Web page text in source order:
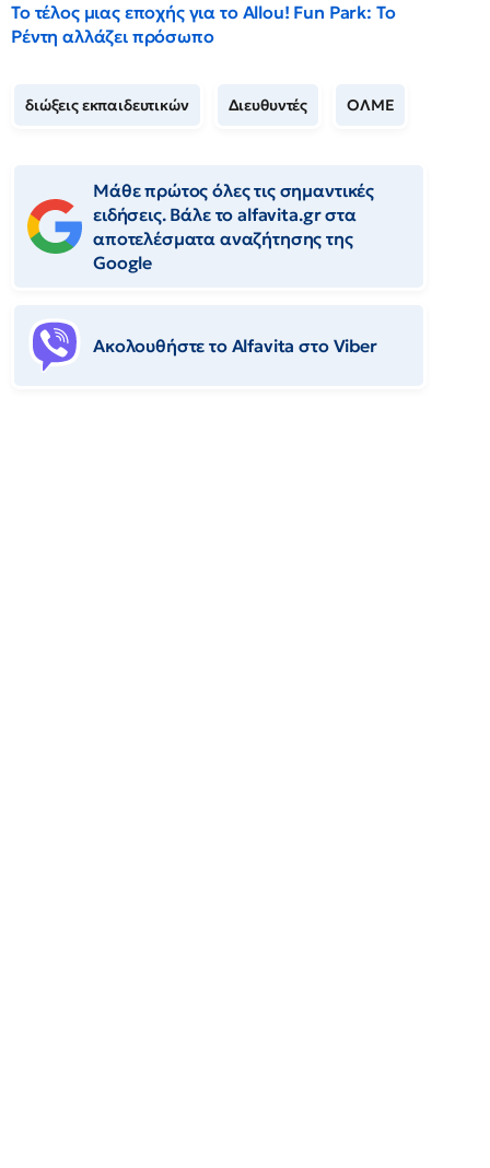
Το τέλος μιας εποχής για το Allou! Fun Park: Το
Ρέντη αλλάζει πρόσωπο
διώξεις εκπαιδευτικών Διευθυντές ΟΛΜΕ
Μάθε πρώτος όλες τις σημαντικές
ειδήσεις. Βάλε το alfavita.gr στα
αποτελέσματα αναζήτησης της
Google
Ακολουθήστε το Αlfavita στο Viber